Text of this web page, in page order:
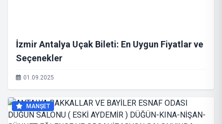
İzmir Antalya Uçak Bileti: En Uygun Fiyatlar ve
Seçenekler
01.09.2025
MANŞET